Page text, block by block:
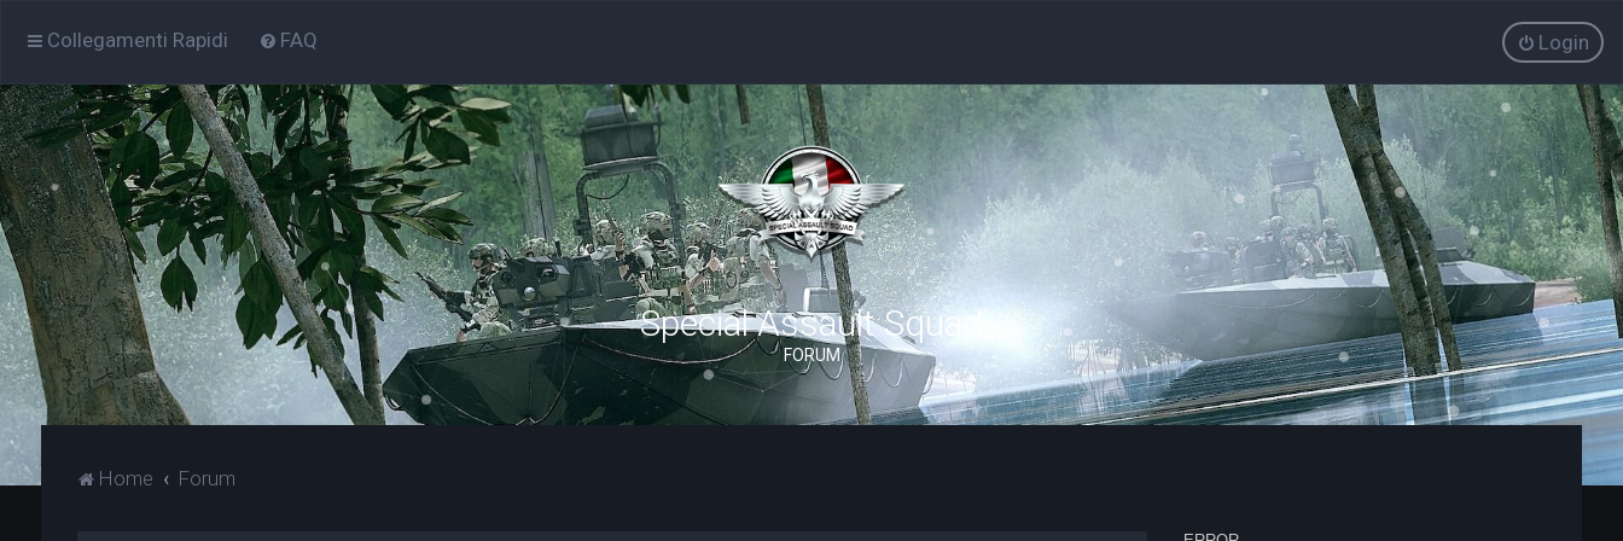
Collegamenti Rapidi FAQ Login
Special Assault Squad
FORUM
Home Forum